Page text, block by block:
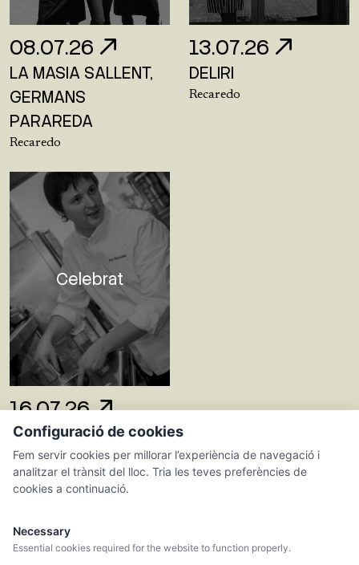
08.07.26
LA MASIA SALLENT,
GERMANS
PARAREDA
Recaredo
13.07.26
DELIRI
Recaredo
Celebrat
16.07.26
CAL PERE DEL
MASET
Recaredo
Configuració de cookies
Fem servir cookies per millorar l’experiència de navegació i
analitzar el trànsit del lloc. Tria les teves preferències de
cookies a continuació.
Necessary
Essential cookies required for the website to function properly.